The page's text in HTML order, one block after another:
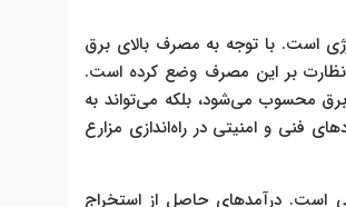
است. با توجه به مصرف بالای برق
و نظارت بر این مصرف وضع کرده است.
برق محسوب می‌شود، بلکه می‌تواند به
فنی و امنیتی در راه‌اندازی مزارع
است. درآمدهای حاصل از استخراج